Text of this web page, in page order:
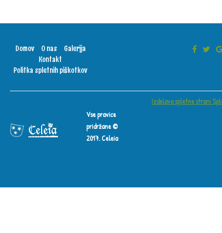
Domov O nas
Galerija
Kontakt
Politka spletnih piškotkov
Vse pravice
pridržane ©
2017. Celeia
Izdelava spletne strani